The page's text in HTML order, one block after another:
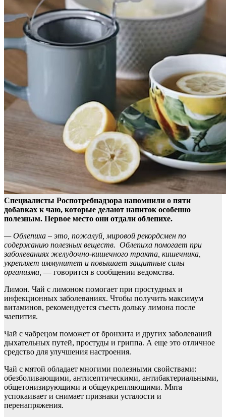
Специалисты Роспотребнадзора напомнили о пяти
добавках к чаю, которые делают напиток особенно
полезным. Первое место они отдали облепихе.
— Облепиха – это, пожалуй, мировой рекордсмен по
содержанию полезных веществ. Облепиха помогает при
заболеваниях желудочно-кишечного тракта, кишечника,
укрепляет иммунитет и повышает защитные силы
организма, — говорится в сообщении ведомства.
Лимон. Чай с лимоном помогает при простудных и
инфекционных заболеваниях. Чтобы получить максимум
витаминов, рекомендуется съесть дольку лимона после
чаепития.
Чай с чабрецом поможет от бронхита и других заболеваний
дыхательных путей, простуды и гриппа. А еще это отличное
средство для улучшения настроения.
Чай с мятой обладает многими полезными свойствами:
обезболивающими, антисептическими, антибактериальными,
общетонизирующими и общеукрепляющими. Мята
успокаивает и снимает признаки усталости и
перенапряжения.